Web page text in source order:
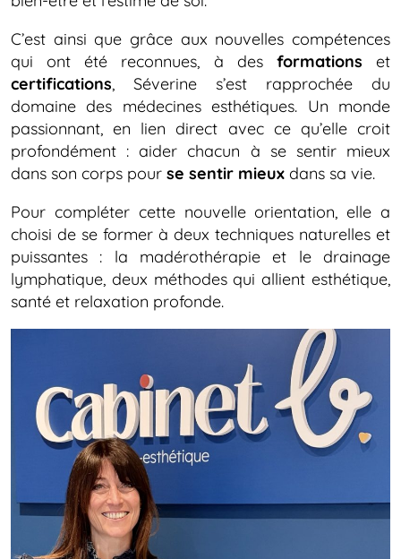
C’est ainsi que grâce aux nouvelles compétences
qui ont été reconnues, à des formationset
certifications, Séverine s’est rapprochée du
domaine des médecines esthétiques. Un monde
passionnant, en lien direct avec ce qu’elle croit
profondément : aider chacun à se sentir mieux
dans son corps pour se sentir mieux dans sa vie.
Pour compléter cette nouvelle orientation, elle a
choisi de se former à deux techniques naturelles et
puissantes : la madérothérapie et le drainage
lymphatique, deux méthodes qui allient esthétique,
santé et relaxation profonde.